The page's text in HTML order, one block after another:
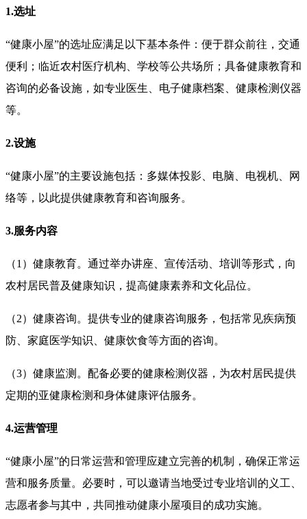
1.选址
“健康小屋”的选址应满足以下基本条件：便于群众前往，交通
便利；临近农村医疗机构、学校等公共场所；具备健康教育和
咨询的必备设施，如专业医生、电子健康档案、健康检测仪器
等。
2.设施
“健康小屋”的主要设施包括：多媒体投影、电脑、电视机、网
络等，以此提供健康教育和咨询服务。
3.服务内容
（1）健康教育。通过举办讲座、宣传活动、培训等形式，向
农村居民普及健康知识，提高健康素养和文化品位。
（2）健康咨询。提供专业的健康咨询服务，包括常见疾病预
防、家庭医学知识、健康饮食等方面的咨询。
（3）健康监测。配备必要的健康检测仪器，为农村居民提供
定期的亚健康检测和身体健康评估服务。
4.运营管理
“健康小屋”的日常运营和管理应建立完善的机制，确保正常运
营和服务质量。必要时，可以邀请当地受过专业培训的义工、
志愿者参与其中，共同推动健康小屋项目的成功实施。